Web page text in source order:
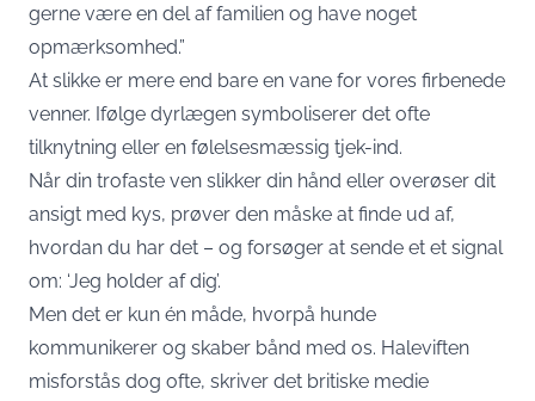
gerne være en del af familien og have noget
opmærksomhed.”
At slikke er mere end bare en vane for vores firbenede
venner. Ifølge dyrlægen symboliserer det ofte
tilknytning eller en følelsesmæssig tjek-ind.
Når din trofaste ven slikker din hånd eller overøser dit
ansigt med kys, prøver den måske at finde ud af,
hvordan du har det – og forsøger at sende et et signal
om: ‘Jeg holder af dig’.
Men det er kun én måde, hvorpå hunde
kommunikerer og skaber bånd med os. Haleviften
misforstås dog ofte, skriver det britiske medie